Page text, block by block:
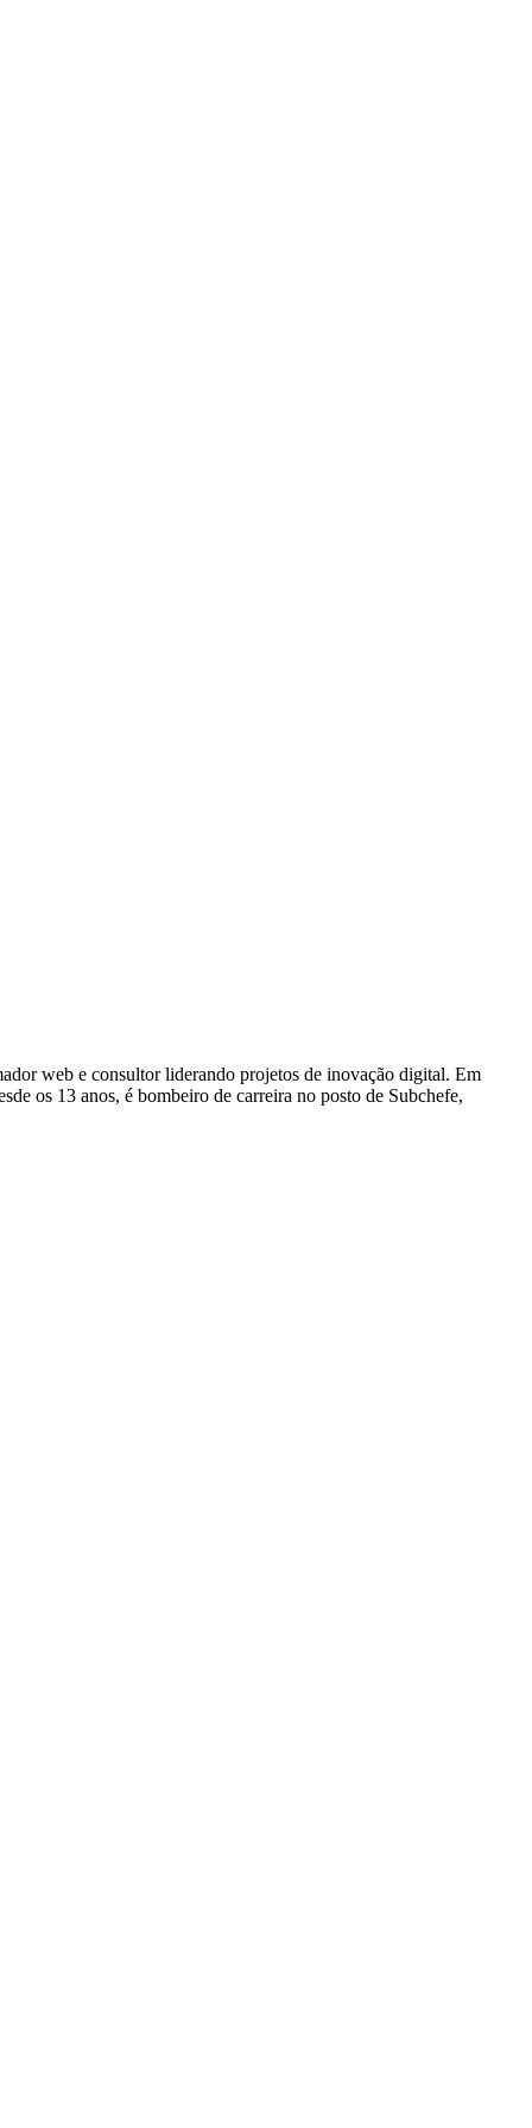
web e consultor liderando projetos de inovação digital. Em
os 13 anos, é bombeiro de carreira no posto de Subchefe,